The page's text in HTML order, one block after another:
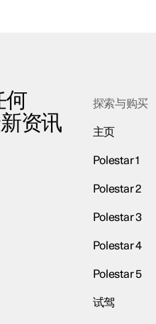
何
资讯
探索与购买
主页
Polestar 1
Polestar 2
Polestar 3
Polestar 4
Polestar 5
试驾